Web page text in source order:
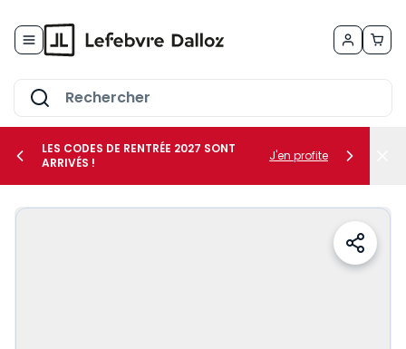
le sous-menu Vos métiers
LES CODES DE RENTRÉE 2027 SONT
ARRIVÉS !
J'en profite